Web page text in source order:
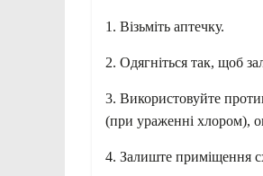
1. Візьміть аптечку.
2. Одягніться так, щоб
3. Використовуйте
(при ураженні хлором),
4. Залиште приміщення